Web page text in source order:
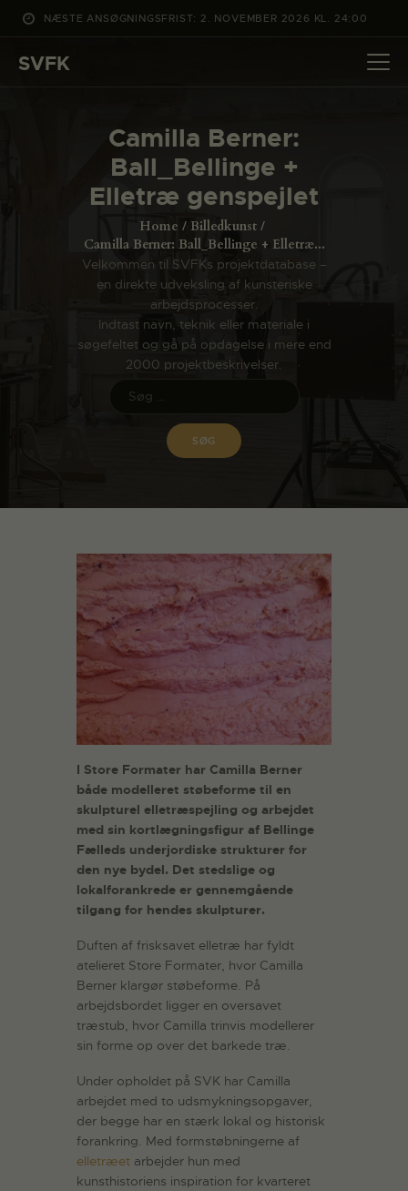
NÆSTE ANSØGNINGSFRIST: 2. NOVEMBER 2026 KL. 24:00
SVFK
Camilla Berner:
Ball_Bellinge +
Elletræ genspejlet
Home
Billedkunst
Camilla Berner: Ball_Bellinge + Elletræ...
Velkommen til SVFKs projektdatabase –
en direkte udveksling af kunsteriske
arbejdsprocesser.
Indtast navn, teknik eller materiale i
søgefeltet og gå på opdagelse i mere end
2000 projektbeskrivelser.
DET SKER
PROJEKTER
CHANNEL
OM SVFK
ENGLISH
I Store Formater har Camilla Berner
både modelleret støbeforme til en
skulpturel elletræspejling og arbejdet
med sin kortlægningsfigur af Bellinge
Fælleds underjordiske strukturer for
den nye bydel. Det stedslige og
lokalforankrede er gennemgående
tilgang for hendes skulpturer.
Duften af frisksavet elletræ har fyldt
atelieret Store Formater, hvor Camilla
Berner klargør støbeforme. På
arbejdsbordet ligger en oversavet
træstub, hvor Camilla trinvis modellerer
sin forme op over det barkede træ.
Under opholdet på SVK har Camilla
arbejdet med to udsmykningsopgaver,
der begge har en stærk lokal og historisk
forankring. Med formstøbningerne af
elletræet arbejder hun med
kunsthistoriens inspiration for kvarteret